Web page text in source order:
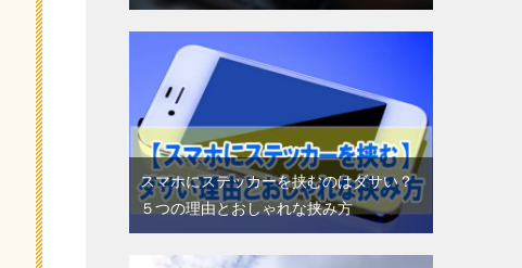
スマホにステッカーを挟むのはダサい？
５つの理由とおしゃれな挟み方